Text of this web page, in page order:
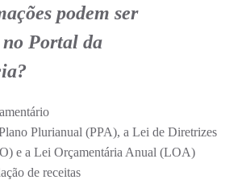
Agro Olinto
Básico
de Preços
podem ser
Portal da
Plurianual (PPA), a Lei de Diretrizes
e a Lei Orçamentária Anual (LOA)
de receitas